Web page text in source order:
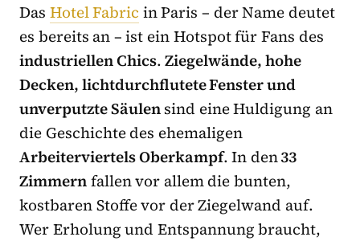
Das Hotel Fabric in Paris – der Name deutet
es bereits an – ist ein Hotspot für Fans des
industriellen Chics.Ziegelwände, hohe
Decken, lichtdurchflutete Fenster und
unverputzte Säulensind eine Huldigung an
die Geschichte des ehemaligen
Arbeiterviertels Oberkampf. In den33
Zimmernfallen vor allem die bunten,
kostbaren Stoffe vor der Ziegelwand auf.
Wer Erholung und Entspannung braucht,